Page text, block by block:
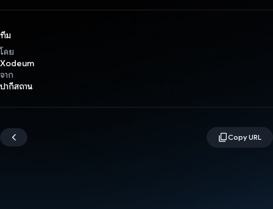
ทีม
โดย
Xodeum
จาก
ปากีสถาน